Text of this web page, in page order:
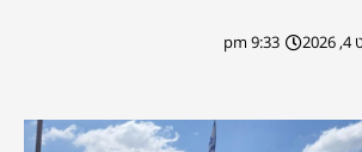
9:33 pm